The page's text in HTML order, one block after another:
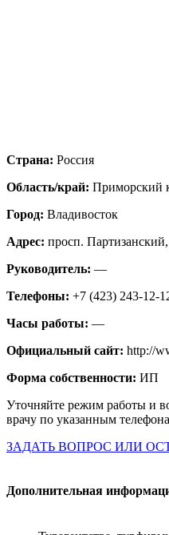
Страна: Россия
Область/край: Приморский
Город: Владивосток
Адрес: просп. Партизанский,
Руководитель: —
Телефоны: +7 (423) 243-12-
Часы работы: —
Официальный сайт: http://
Форма собственности: ИП
Уточняйте режим работы и
врачу по указанным
ЗАДАТЬ ВОПРОС ИЛИ
Дополнительная